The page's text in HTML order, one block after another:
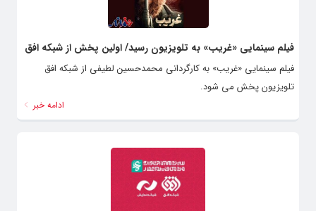
فیلم سینمایی «غریب» به تلویزیون رسید/ اولین پخش از شبکه افق
فیلم سینمایی «غریب» به کارگردانی محمدحسین لطیفی از شبکه افق
تلویزیون پخش می شود.
ادامه خبر